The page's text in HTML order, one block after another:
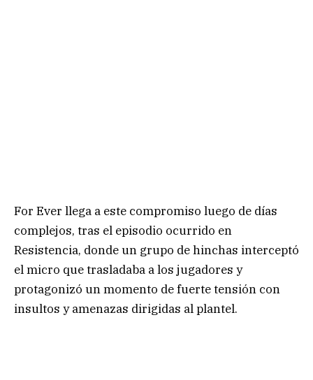
For Ever llega a este compromiso luego de días
complejos, tras el episodio ocurrido en
Resistencia, donde un grupo de hinchas interceptó
el micro que trasladaba a los jugadores y
protagonizó un momento de fuerte tensión con
insultos y amenazas dirigidas al plantel.